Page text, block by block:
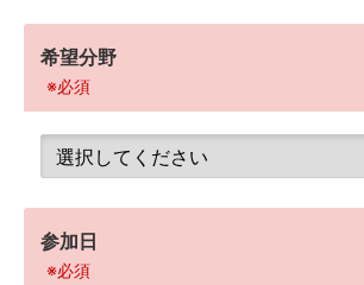
希望分野
※必須
参加日
※必須